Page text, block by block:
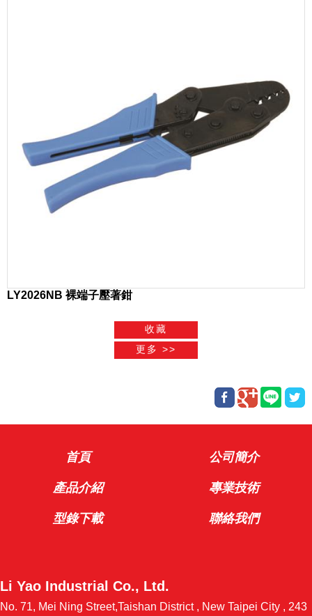
LY2026NB 裸端子壓著鉗
首頁 公司簡介
產品介紹 專業技術
型錄下載 聯絡我們
Li Yao Industrial Co., Ltd.
No. 71, Mei Ning Street,Taishan District , New Taipei City , 243